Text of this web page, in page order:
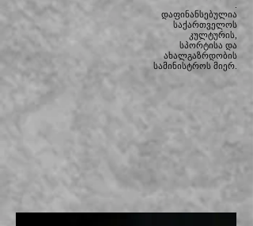
დაფინანსებულია
საქართველოს
კულტურის,
სპორტისა და
ახალგაზრდობის
სამინისტროს მიერ.